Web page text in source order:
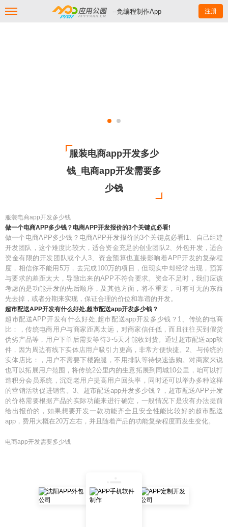
--免编程制作App 注册
服装电商app开发多少
钱_电商app开发需要多
少钱
服装电商app开发多少钱
做一个电商APP多少钱？电商APP开发报价的3个关键点必看!
做一个电商APP多少钱？电商APP开发报价的3个关键点必看!1、自己组建
开发团队，这个难度比较大，适合资金充足的创业团队2、外包开发，适合
资金有限的开发团队或个人3、资金预算也直接影响着APP开发的复杂程
度，相信你不能用5万，去完成100万的项目，但现实中却经常出现，预算
与要求的差距太大，导致出来的APP不符合要求。资金不足时，我们应该
考虑的是功能开发的先后顺序，及其他方面，将不重要，可有可无的东西
先去掉，或者分期来实现，保证合理的价位和靠谱的开发。
超市配送APP开发有什么好处,超市配送app开发多少钱？
超市配送APP开发有什么好处,超市配送app开发多少钱？1、传统的电商
比：，传统电商用户与商家距离太远，对商家信任低，而且往往买到假货
伪劣产品等，用户下单后需要等待3~5天才能收到货。通过超市配送app软
件，因为周边有线下实体店用户吸引力更高，非常方便快捷。2、与传统的
实体店比：，用户不需要下楼跑腿，不用排队等待快速选购。对商家来说
也可以拓展用户范围，将传统2公里内的生意拓展到同城10公里，咱可以打
造积分会员系统，沉淀老用户提高用户回头率，同时还可以举办多种这样
的营销活动促进销售。3、超市配送app开发多少钱？，超市配送APP开发
的价格需要根据产品的实际功能来进行确定，一般情况下是没有办法提前
给出报价的，如果想要开发一款功能齐全且安全性能比较好的超市配送
app，费用大概在20万左右，并且随着产品的功能复杂程度而发生变化。
电商app开发需要多少钱